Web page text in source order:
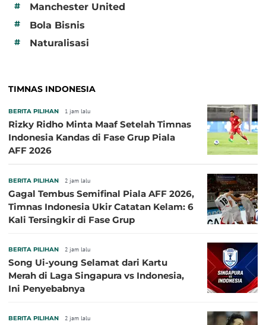
# Manchester United
# Bola Bisnis
# Naturalisasi
TIMNAS INDONESIA
BERITA PILIHAN 1 jam lalu
Rizky Ridho Minta Maaf Setelah Timnas
Indonesia Kandas di Fase Grup Piala
AFF 2026
BERITA PILIHAN 2 jam lalu
Gagal Tembus Semifinal Piala AFF 2026,
Timnas Indonesia Ukir Catatan Kelam: 6
Kali Tersingkir di Fase Grup
BERITA PILIHAN 2 jam lalu
Song Ui-young Selamat dari Kartu
Merah di Laga Singapura vs Indonesia,
Ini Penyebabnya
BERITA PILIHAN 2 jam lalu